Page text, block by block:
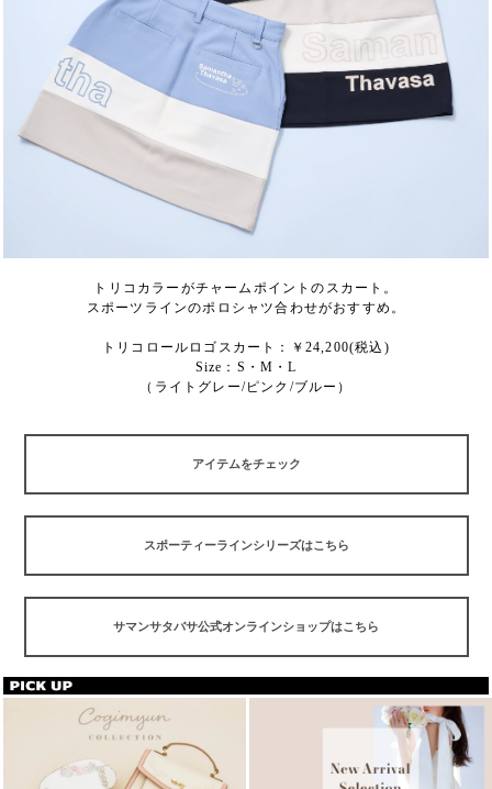
トリコカラーがチャームポイントのスカート。
スポーツラインのポロシャツ合わせがおすすめ。
トリコロールロゴスカート：￥24,200(税込)
Size：S・M・L
（ライトグレー/ピンク/ブルー）
アイテムをチェック
スポーティーラインシリーズはこちら
サマンサタバサ公式オンラインショップはこちら